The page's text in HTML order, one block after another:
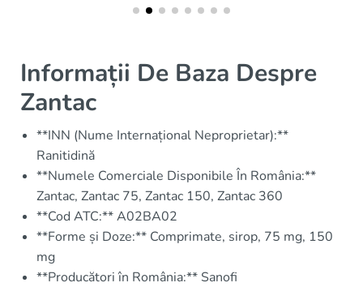
Informații De Baza Despre
Zantac
**INN (Nume Internațional Neproprietar):**
Ranitidină
**Numele Comerciale Disponibile În România:**
Zantac, Zantac 75, Zantac 150, Zantac 360
**Cod ATC:** A02BA02
**Forme și Doze:** Comprimate, sirop, 75 mg, 150
mg
**Producători în România:** Sanofi